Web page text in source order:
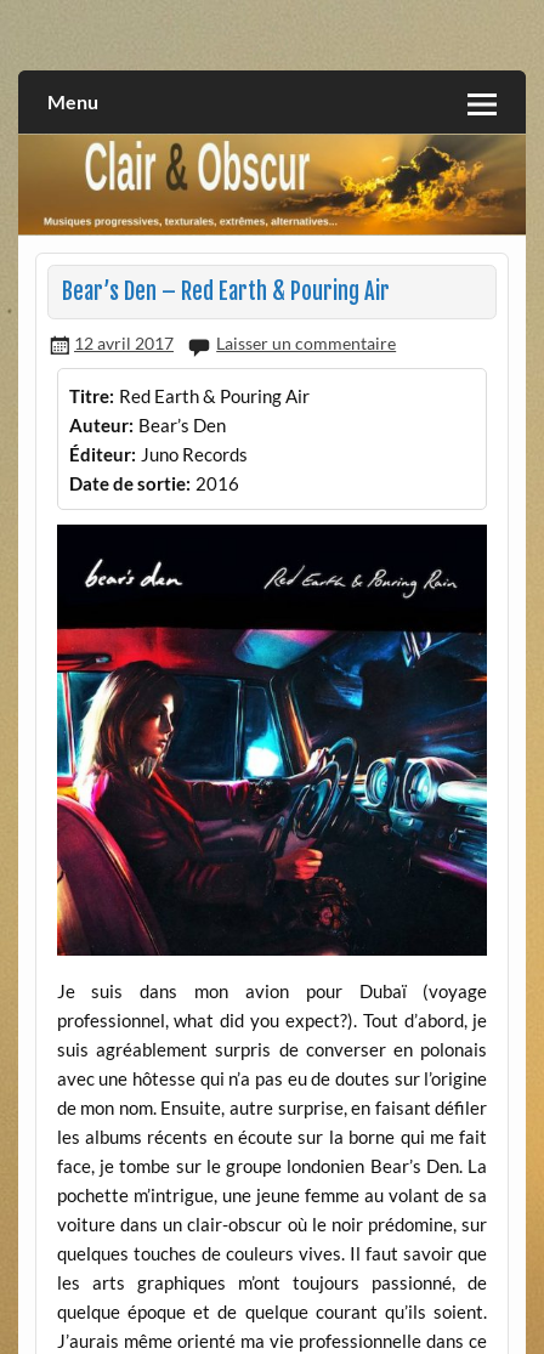
extrêmes, alternatives, texturales
Menu
Bear’s Den – Red Earth & Pouring Air
12 avril 2017 Laisser un commentaire
Titre: Red Earth & Pouring Air
Auteur: Bear’s Den
Éditeur: Juno Records
Date de sortie: 2016
Je suis dans mon avion pour Dubaï (voyage
professionnel, what did you expect?). Tout d’abord, je
suis agréablement surpris de converser en polonais
avec une hôtesse qui n’a pas eu de doutes sur l’origine
de mon nom. Ensuite, autre surprise, en faisant défiler
les albums récents en écoute sur la borne qui me fait
face, je tombe sur le groupe londonien Bear’s Den. La
pochette m’intrigue, une jeune femme au volant de sa
voiture dans un clair-obscur où le noir prédomine, sur
quelques touches de couleurs vives. Il faut savoir que
les arts graphiques m’ont toujours passionné, de
quelque époque et de quelque courant qu’ils soient.
J’aurais même orienté ma vie professionnelle dans ce